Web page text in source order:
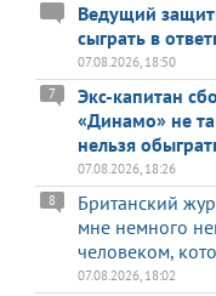
Ведущий
сыграть в
07.08.2026, 18:50
Экс-капитан
«Динамо» не
нельзя
7
07.08.2026, 18:26
Британский
мне немного
человеком,
8
07.08.2026, 18:02